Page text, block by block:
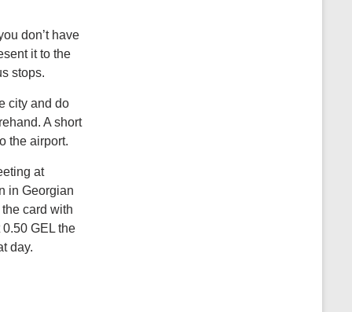
don’t have
it to the
stops.
city and do
A short
the airport.
at
in Georgian
card with
GEL the
day.